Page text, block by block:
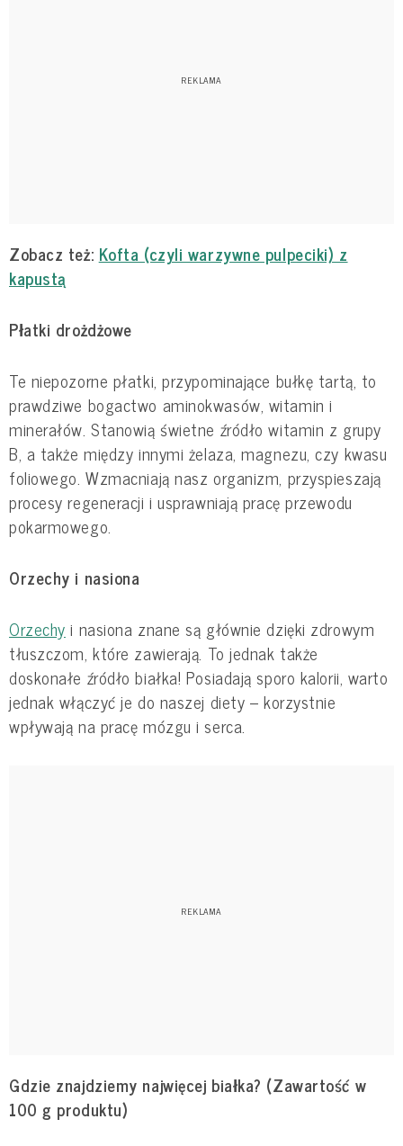
Zobacz też: Kofta (czyli warzywne pulpeciki) z
kapustą
Płatki drożdżowe
Te niepozorne płatki, przypominające bułkę tartą, to
prawdziwe bogactwo aminokwasów, witamin i
minerałów. Stanowią świetne źródło witamin z grupy
B, a także między innymi żelaza, magnezu, czy kwasu
foliowego. Wzmacniają nasz organizm, przyspieszają
procesy regeneracji i usprawniają pracę przewodu
pokarmowego.
Orzechy i nasiona
Orzechy i nasiona znane są głównie dzięki zdrowym
tłuszczom, które zawierają. To jednak także
doskonałe źródło białka! Posiadają sporo kalorii, warto
jednak włączyć je do naszej diety – korzystnie
wpływają na pracę mózgu i serca.
Gdzie znajdziemy najwięcej białka? (Zawartość w
100 g produktu)